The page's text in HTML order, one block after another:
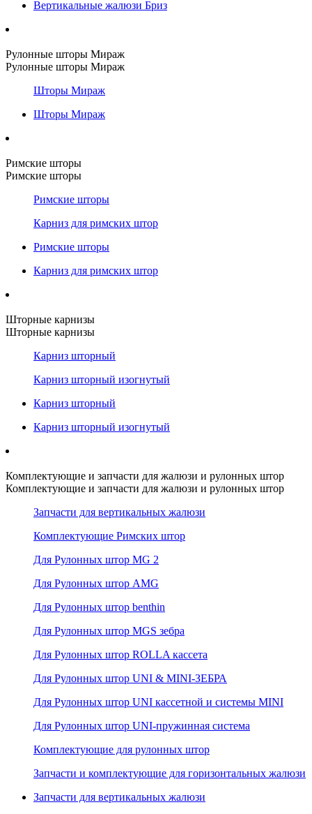
Вертикальные жалюзи Бриз
Рулонные шторы Мираж
Рулонные шторы Мираж
Шторы Мираж
Шторы Мираж
Римские шторы
Римские шторы
Римские шторы
Карниз для римских штор
Римские шторы
Карниз для римских штор
Шторные карнизы
Шторные карнизы
Карниз шторный
Карниз шторный изогнутый
Карниз шторный
Карниз шторный изогнутый
Комплектующие и запчасти для жалюзи и рулонных штор
Комплектующие и запчасти для жалюзи и рулонных штор
Запчасти для вертикальных жалюзи
Комплектующие Римских штор
Для Рулонных штор MG 2
Для Рулонных штор AMG
Для Рулонных штор benthin
Для Рулонных штор MGS зебра
Для Рулонных штор ROLLA кассета
Для Рулонных штор UNI & MINI-ЗЕБРА
Для Рулонных штор UNI кассетной и системы MINI
Для Рулонных штор UNI-пружинная система
Комплектующие для рулонных штор
Запчасти и комплектующие для горизонтальных жалюзи
Запчасти для вертикальных жалюзи